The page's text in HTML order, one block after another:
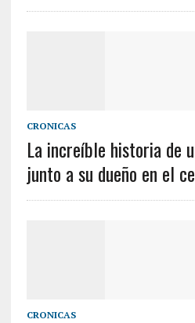
CRONICAS
La increíble historia de
junto a su dueño en el
CRONICAS